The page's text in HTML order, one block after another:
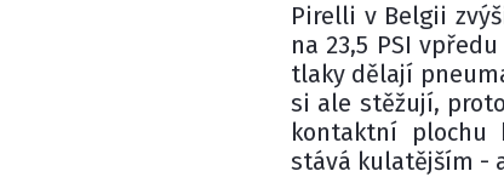
Pirelli v Belgii
na 23,5 PSI
tlaky dělají
si ale stěžují,
kontaktní plochu
stává kulatějším -